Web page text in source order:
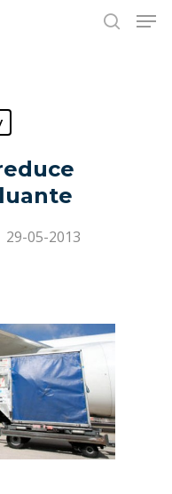
close
29-05-2013